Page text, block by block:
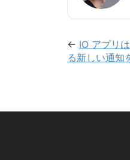
← IO アプリ
る新しい通知